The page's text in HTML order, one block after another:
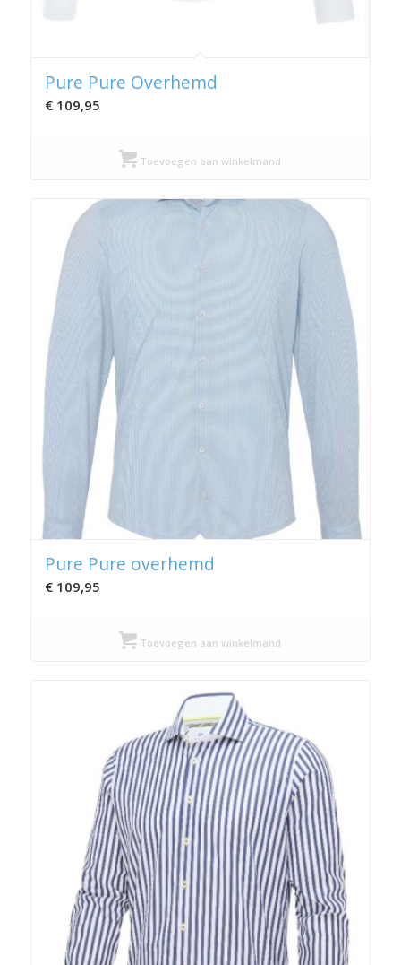
Pure Pure Overhemd
€109,95
Toevoegen aan winkelmand
Pure Pure overhemd
€109,95
Toevoegen aan winkelmand